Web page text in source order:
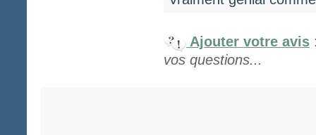
Ajouter votre avis
vos questions...